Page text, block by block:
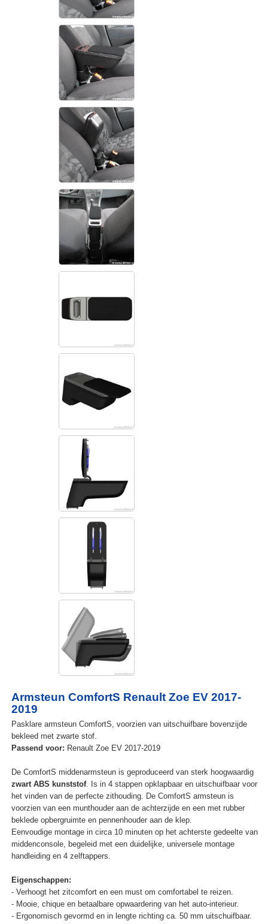
Armsteun ComfortS Renault Zoe EV 2017-
2019
Pasklare armsteun ComfortS, voorzien van uitschuifbare bovenzijde
bekleed met zwarte stof.
Passend voor: Renault Zoe EV 2017-2019
De ComfortS middenarmsteun is geproduceerd van sterk hoogwaardig
zwart ABS kunststof. Is in 4 stappen opklapbaar en uitschuifbaar voor
het vinden van de perfecte zithouding. De ComfortS armsteun is
voorzien van een munthouder aan de achterzijde en een met rubber
beklede opbergruimte en pennenhouder aan de klep.
Eenvoudige montage in circa 10 minuten op het achterste gedeelte van
middenconsole, begeleid met een duidelijke, universele montage
handleiding en 4 zelftappers.
Eigenschappen:
- Verhoogt het zitcomfort en een must om comfortabel te reizen.
- Mooie, chique en betaalbare opwaardering van het auto-interieur.
- Ergonomisch gevormd en in lengte richting ca. 50 mm uitschuifbaar.